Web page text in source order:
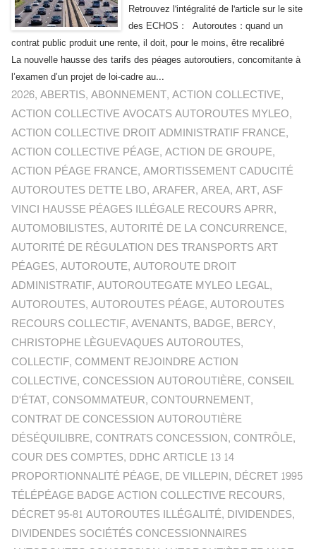
Retrouvez l'intégralité de l'article sur le site
des ECHOS : Autoroutes : quand un
contrat public produit une rente, il doit, pour le moins, être recalibré
La nouvelle hausse des tarifs des péages autoroutiers, concomitante à
l’examen d’un projet de loi-cadre au...
2026,ABERTIS,ABONNEMENT,ACTION COLLECTIVE,
ACTION COLLECTIVE AVOCATS AUTOROUTES MYLEO,
ACTION COLLECTIVE DROIT ADMINISTRATIF FRANCE,
ACTION COLLECTIVE PÉAGE,ACTION DE GROUPE,
ACTION PÉAGE FRANCE,AMORTISSEMENT CADUCITÉ
AUTOROUTES DETTE LBO,ARAFER,AREA,ART,ASF
VINCI HAUSSE PÉAGES ILLÉGALE RECOURS APRR,
AUTOMOBILISTES,AUTORITÉ DE LA CONCURRENCE,
AUTORITÉ DE RÉGULATION DES TRANSPORTS ART
PÉAGES,AUTOROUTE,AUTOROUTE DROIT
ADMINISTRATIF,AUTOROUTEGATE MYLEO LEGAL,
AUTOROUTES,AUTOROUTES PÉAGE,AUTOROUTES
RECOURS COLLECTIF,AVENANTS, BADGE, BERCY,
CHRISTOPHE LÈGUEVAQUES AUTOROUTES,
COLLECTIF, COMMENT REJOINDRE ACTION
COLLECTIVE, CONCESSION AUTOROUTIÈRE, CONSEIL
D'ÉTAT, CONSOMMATEUR, CONTOURNEMENT,
CONTRAT DE CONCESSION AUTOROUTIÈRE
DÉSÉQUILIBRE, CONTRATS CONCESSION, CONTRÔLE,
COUR DES COMPTES, DDHC ARTICLE 13 14
PROPORTIONNALITÉ PÉAGE, DE VILLEPIN, DÉCRET 1995
TÉLÉPÉAGE BADGE ACTION COLLECTIVE RECOURS,
DÉCRET 95-81 AUTOROUTES ILLÉGALITÉ, DIVIDENDES,
DIVIDENDES SOCIÉTÉS CONCESSIONNAIRES